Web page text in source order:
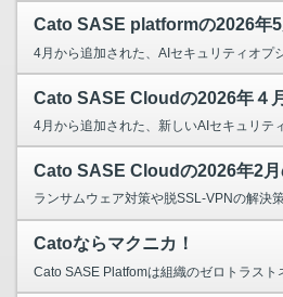
Catoならマクニカ！